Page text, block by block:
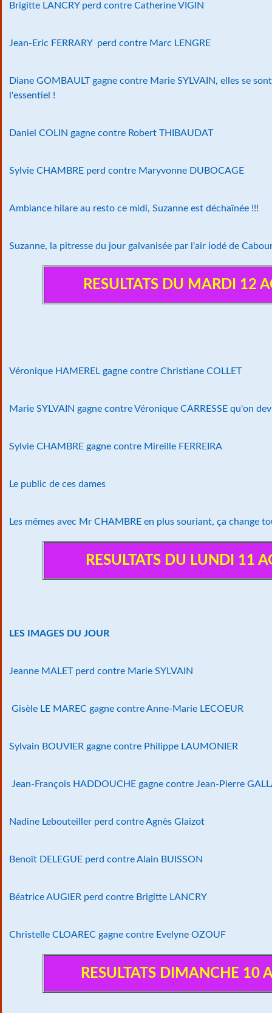
Brigitte LANCRY perd contre Catherine VIGIN
Jean-Eric FERRARY perd contre Marc LENGRE
Diane GOMBAULT gagne contre Marie SYLVAIN, elles se
l'essentiel !
Daniel COLIN gagne contre Robert THIBAUDAT
Sylvie CHAMBRE perd contre Maryvonne DUBOCAGE
Ambiance hilare au resto ce midi, Suzanne est déchaînée !!!
Suzanne, la pitresse du jour galvanisée par l'air iodé de
RESULTATS DU MARDI 12
Véronique HAMEREL gagne contre Christiane COLLET
Marie SYLVAIN gagne contre Véronique CARRESSE qu'on
Sylvie CHAMBRE gagne contre Mireille FERREIRA
Le public de ces dames
Les mêmes avec Mr CHAMBRE en plus souriant, ça change
RESULTATS DU LUNDI 11
LES IMAGES DU JOUR
Jeanne MALET perd contre Marie SYLVAIN
Gisèle LE MAREC gagne contre Anne-Marie LECOEUR
Sylvain BOUVIER gagne contre Philippe LAUMONIER
Jean-François HADDOUCHE gagne contre Jean-Pierre
Nadine Lebouteiller perd contre Agnès Glaizot
Benoît DELEGUE perd contre Alain BUISSON
Béatrice AUGIER perd contre Brigitte LANCRY
Christelle CLOAREC gagne contre Evelyne OZOUF
RESULTATS DIMANCHE 10